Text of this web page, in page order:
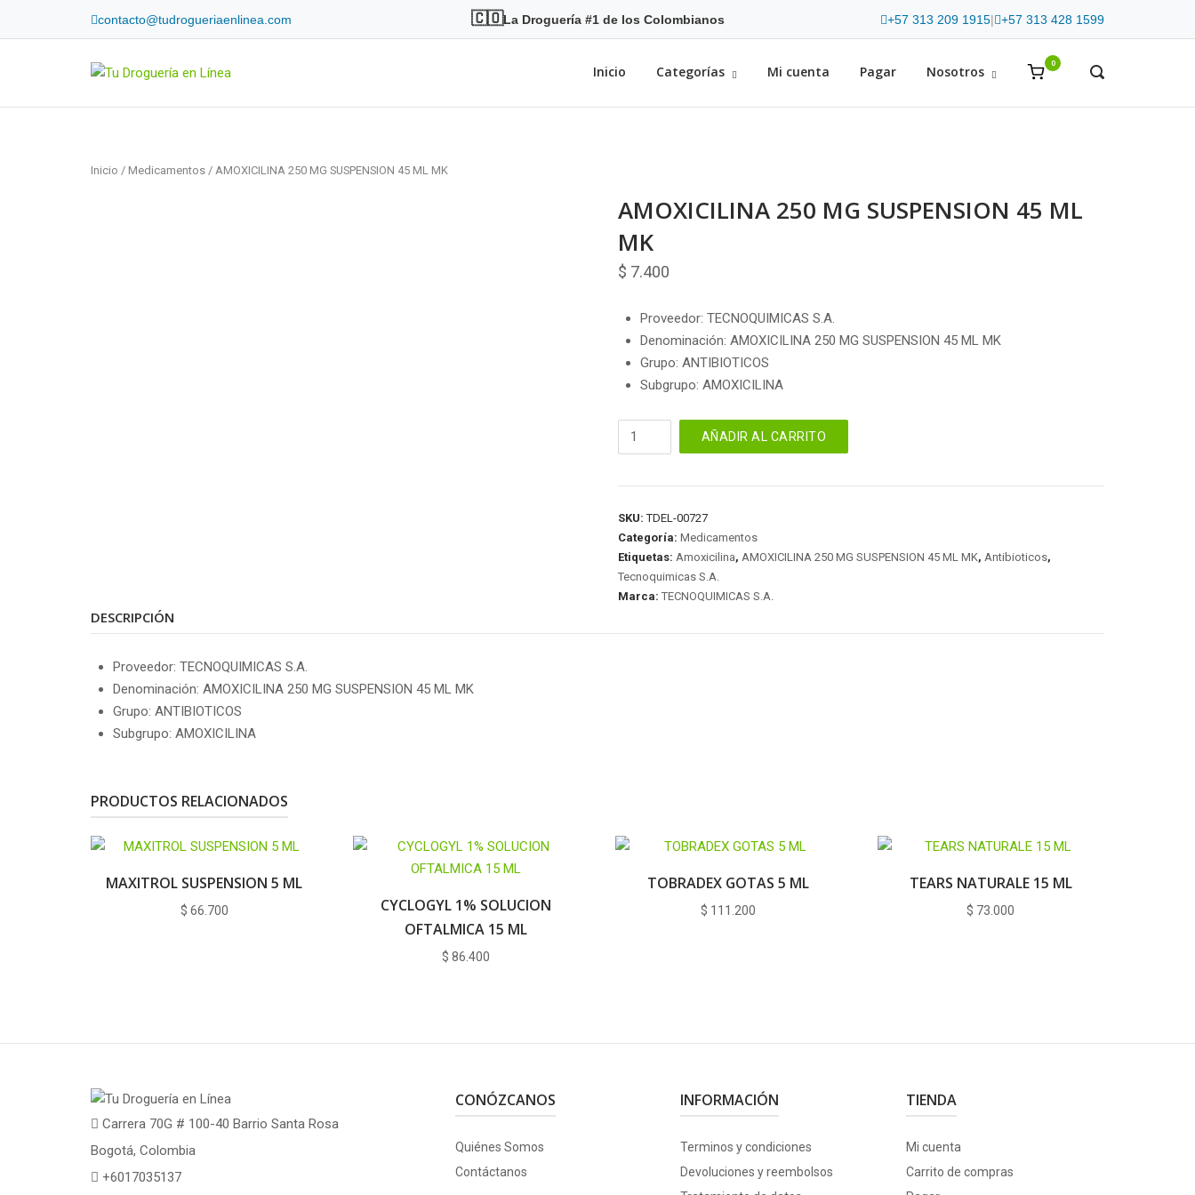
contacto@tudrogueriaenlinea.com 🇨🇴La Droguería #1 de los Colombianos +57 313 209 1915| +57 313 428 1599
Home Inicio Categorías Mi cuenta Pagar Nosotros
View
cart
0
OPEN
Inicio / Medicamentos / AMOXICILINA 250 MG SUSPENSION 45 ML MK
AMOXICILINA 250 MG SUSPENSION 45 ML
MK
$ 7.400
Proveedor: TECNOQUIMICAS S.A.
Denominación: AMOXICILINA 250 MG SUSPENSION 45 ML MK
Grupo: ANTIBIOTICOS
Subgrupo: AMOXICILINA
AMOXICILINA
SUSPENSION
ML
MK
cantidad
AÑADIR AL CARRITO
SKU:TDEL-00727
Categoría: Medicamentos
Etiquetas: Amoxicilina, AMOXICILINA 250 MG SUSPENSION 45 ML MK, Antibioticos,
Tecnoquimicas S.A.
Marca: TECNOQUIMICAS S.A.
DESCRIPCIÓN
Proveedor: TECNOQUIMICAS S.A.
Denominación: AMOXICILINA 250 MG SUSPENSION 45 ML MK
Grupo: ANTIBIOTICOS
Subgrupo: AMOXICILINA
PRODUCTOS RELACIONADOS
MAXITROL SUSPENSION 5 ML
$ 66.700
CYCLOGYL 1% SOLUCION
OFTALMICA 15 ML
$ 86.400
TOBRADEX GOTAS 5 ML
$ 111.200
TEARS NATURALE 15 ML
$ 73.000
Carrera 70G # 100-40 Barrio Santa Rosa
Bogotá, Colombia
+6017035137
CONÓZCANOS
Quiénes Somos
Contáctanos
INFORMACIÓN
Terminos y condiciones
Devoluciones y reembolsos
TIENDA
Mi cuenta
Carrito de compras